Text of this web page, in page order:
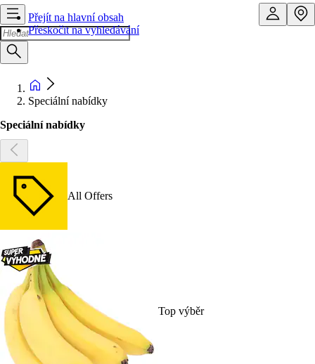
Přejít na hlavní obsah
Přeskočit na vyhledávání
Speciální nabídky
Speciální nabídky
All Offers
Top výběr